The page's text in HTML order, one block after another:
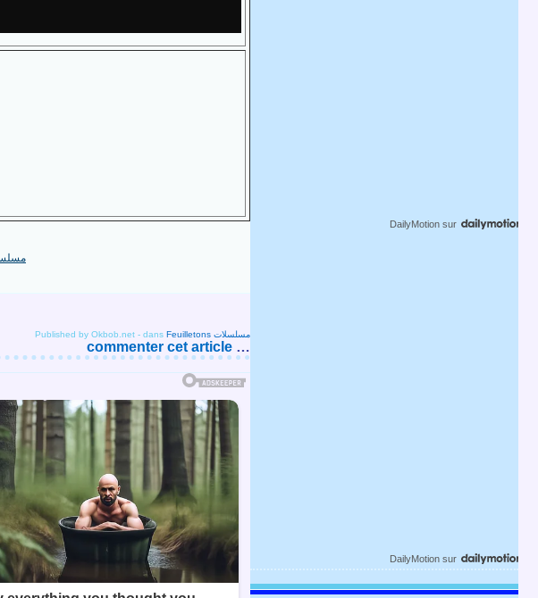
Published by Okbob.net - dans Feuilletons مسلسلات
commenter cet article …
DailyMotion sur
DailyMotion sur